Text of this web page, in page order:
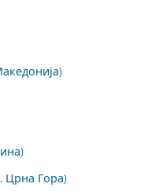
Црна Гора)